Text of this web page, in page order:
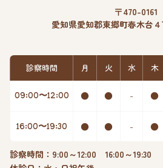
〒470-0161
愛知県愛知郡東郷町春木台
診察時間 月 火 水 木
09:00〜12:00 ● ● - ●
16:00〜19:30 ● ● - ●
診察時間：9:00～12:00 16:00～19:30